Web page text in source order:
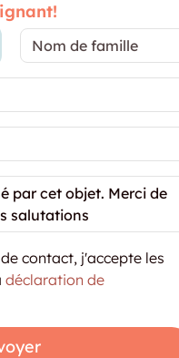
ville –
contact, j'accepte les
déclaration de